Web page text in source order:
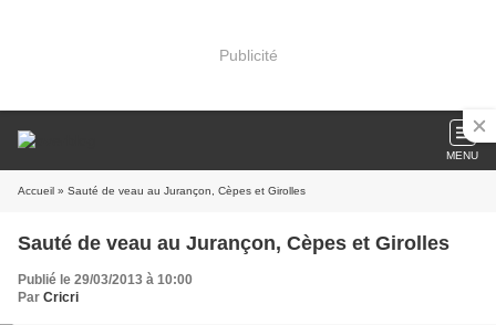
Publicité
MENU
Accueil » Sauté de veau au Jurançon, Cèpes et Girolles
Sauté de veau au Jurançon, Cèpes et Girolles
Publié le 29/03/2013 à 10:00
Par Cricri